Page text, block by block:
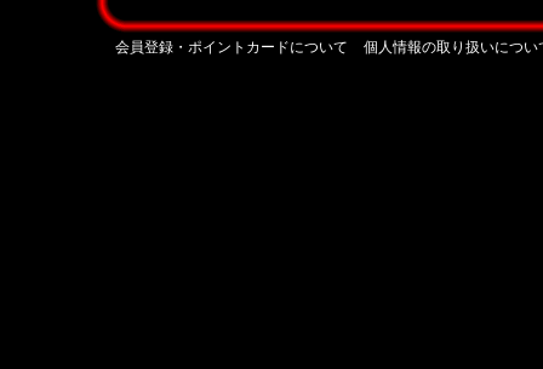
会員登録・ポイントカードについて 個人情報の取り扱いについ